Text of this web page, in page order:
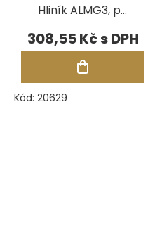
Hliník ALMG3, pr.
0,50 mm, 200 cm
308,55 Kč
Kód: 20629